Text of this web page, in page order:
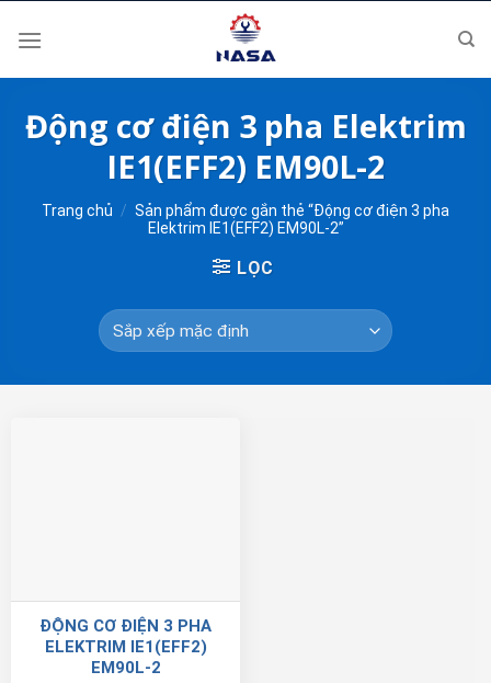
Động cơ điện 3 pha Elektrim
IE1(EFF2) EM90L-2
Trang chủ / Sản phẩm được gắn thẻ “Động cơ điện 3 pha
Elektrim IE1(EFF2) EM90L-2”
LỌC
ĐỘNG CƠ ĐIỆN 3 PHA
ELEKTRIM IE1(EFF2)
EM90L-2